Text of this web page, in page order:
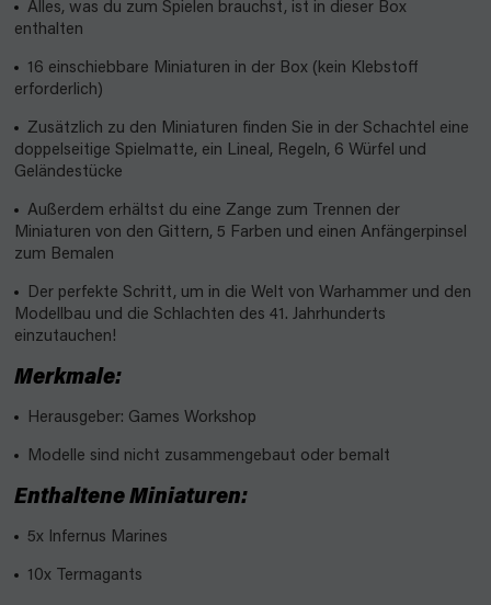
Alles, was du zum Spielen brauchst, ist in dieser Box
enthalten
16 einschiebbare Miniaturen in der Box (kein Klebstoff
erforderlich)
Zusätzlich zu den Miniaturen finden Sie in der Schachtel eine
doppelseitige Spielmatte, ein Lineal, Regeln, 6 Würfel und
Geländestücke
Außerdem erhältst du eine Zange zum Trennen der
Miniaturen von den Gittern, 5 Farben und einen Anfängerpinsel
zum Bemalen
Der perfekte Schritt, um in die Welt von Warhammer und den
Modellbau und die Schlachten des 41. Jahrhunderts
einzutauchen!
Merkmale:
Herausgeber: Games Workshop
Modelle sind nicht zusammengebaut oder bemalt
Enthaltene Miniaturen:
5x Infernus Marines
10x Termagants